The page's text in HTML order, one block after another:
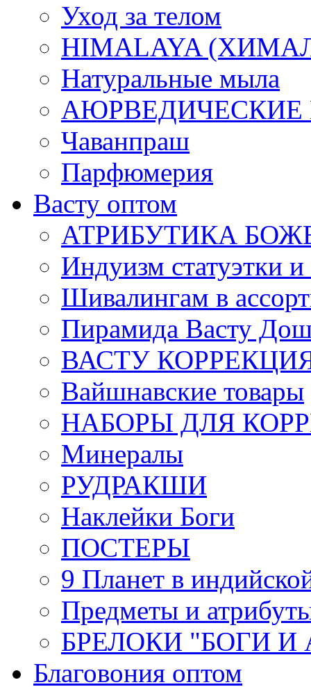
Уход за телом
HIMALAYA
Натуральные мыла
Чаванпраш
Парфюмерия
Васту оптом
АТРИБУТИКА
Индуизм статуэтки
Шивалингам в
Пирамида Васту
ВАСТУ
Вайшнавские товары
НАБОРЫ ДЛЯ
Минералы
РУДРАКШИ
Наклейки Боги
ПОСТЕРЫ
9 Планет в
Предметы и
БРЕЛОКИ "БОГИ И
Благовония оптом